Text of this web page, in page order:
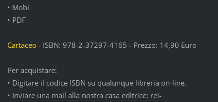
• Mobi
• PDF
Cartaceo- ISBN: 978-2-37297-4165 - Prezzo: 14,90 Euro
Per acquistare:
• Digitare il codice ISBN su qualunque libreria on-line.
• Inviare una mail alla nostra casa editrice: rei-